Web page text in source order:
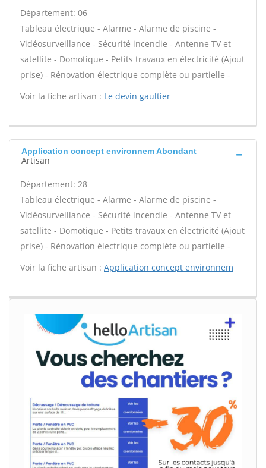
Département: 06
Tableau électrique - Alarme - Alarme de piscine -
Vidéosurveillance - Sécurité incendie - Antenne TV et
satellite - Domotique - Petits travaux en électricité (Ajout
prise) - Rénovation électrique complète ou partielle -
Voir la fiche artisan : Le devin gaultier
Application concept environnem Abondant
Artisan
Département: 28
Tableau électrique - Alarme - Alarme de piscine -
Vidéosurveillance - Sécurité incendie - Antenne TV et
satellite - Domotique - Petits travaux en électricité (Ajout
prise) - Rénovation électrique complète ou partielle -
Voir la fiche artisan : Application concept environnem